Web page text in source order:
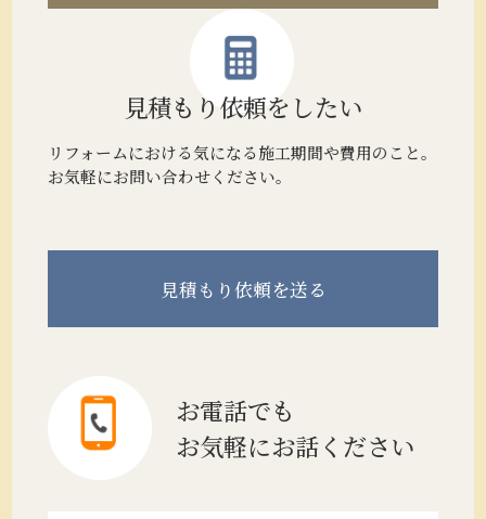
見積もり依頼をしたい
リフォームにおける気になる施工期間や費用のこと。
お気軽にお問い合わせください。
見積もり依頼を送る
お電話でも
お気軽にお話ください